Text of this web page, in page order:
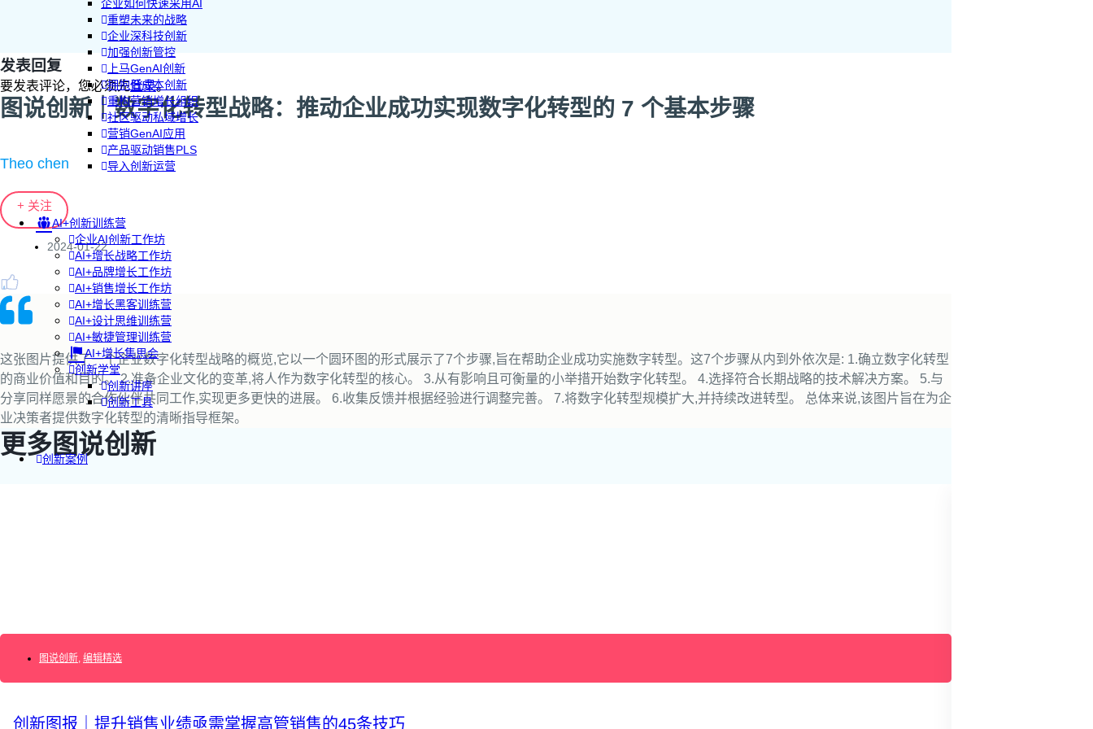
企业如何快速采用AI
重塑未来的战略
企业深科技创新
加强创新管控
上马GenAI创新
拥抱低成本创新
重构营销增长组织
社区驱动私域增长
营销GenAI应用
产品驱动销售PLS
导入创新运营
AI+创新训练营
企业AI创新工作坊
AI+增长战略工作坊
AI+品牌增长工作坊
AI+销售增长工作坊
AI+增长黑客训练营
AI+设计思维训练营
AI+敏捷管理训练营
AI+增长集思会
创新学堂
创新讲座
创新工具
创新案例
产品驱动增长
发表回复
要发表评论，您必须先登录。
图说创新｜数字化转型战略：推动企业成功实现数字化转型的 7 个基本步骤
Theo chen
+ 关注
2024-01-22
这张图片提供了一个企业数字化转型战略的概览,它以一个圆环图的形式展示了7个步骤,旨在帮助企业成功实施数字转型。这7个步骤从内到外依次是: 1.确立数字化转型
的商业价值和目的。 2.准备企业文化的变革,将人作为数字化转型的核心。 3.从有影响且可衡量的小举措开始数字化转型。 4.选择符合长期战略的技术解决方案。 5.与
分享同样愿景的合作伙伴共同工作,实现更多更快的进展。 6.收集反馈并根据经验进行调整完善。 7.将数字化转型规模扩大,并持续改进转型。 总体来说,该图片旨在为企
业决策者提供数字化转型的清晰指导框架。
更多图说创新
图说创新, 编辑精选
创新图报｜提升销售业绩亟需掌握高管销售的45条技巧